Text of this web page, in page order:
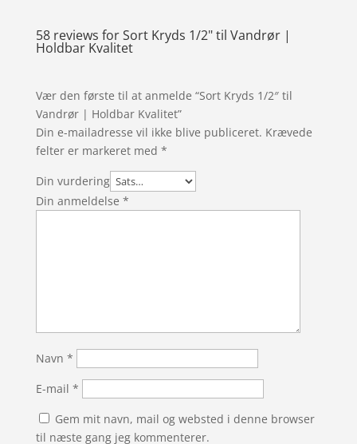
58 reviews forSort Kryds 1/2" til Vandrør |
Holdbar Kvalitet
Vær den første til at anmelde “Sort Kryds 1/2″ til
Vandrør | Holdbar Kvalitet”
Din e-mailadresse vil ikke blive publiceret. Krævede
felter er markeret med *
Din vurdering
Din anmeldelse *
Navn *
E-mail *
Gem mit navn, mail og websted i denne browser
til næste gang jeg kommenterer.